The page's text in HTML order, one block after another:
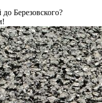
Березовского?